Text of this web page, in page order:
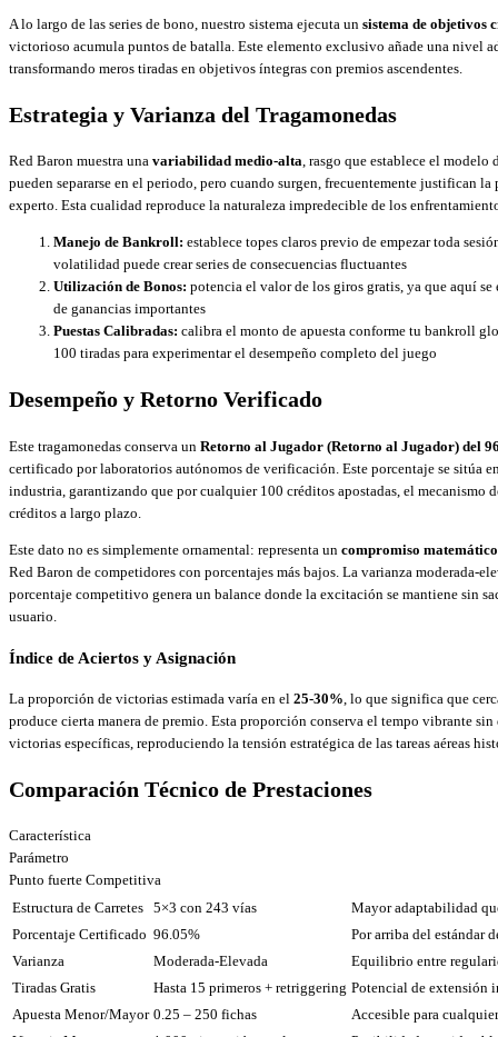
A lo largo de las series de bono, nuestro sistema ejecuta un sistema de objetivos
victorioso acumula puntos de batalla. Este elemento exclusivo añade una nivel
transformando meros tiradas en objetivos íntegras con premios ascendentes.
Estrategia y Varianza del Tragamonedas
Red Baron muestra una variabilidad medio-alta, rasgo que establece el modelo
pueden separarse en el periodo, pero cuando surgen, frecuentemente justifican
experto. Esta cualidad reproduce la naturaleza impredecible de los
Manejo de Bankroll: establece topes claros previo de empezar toda
volatilidad puede crear series de consecuencias fluctuantes
Utilización de Bonos: potencia el valor de los giros gratis, ya que aquí
de ganancias importantes
Puestas Calibradas: calibra el monto de apuesta conforme tu bankroll
100 tiradas para experimentar el desempeño completo del juego
Desempeño y Retorno Verificado
Este tragamonedas conserva un Retorno al Jugador (Retorno al Jugador) del
certificado por laboratorios autónomos de verificación. Este porcentaje se sitúa
industria, garantizando que por cualquier 100 créditos apostadas, el mecanismo
créditos a largo plazo.
Este dato no es simplemente ornamental: representa un compromiso
Red Baron de competidores con porcentajes más bajos. La varianza moderada-
porcentaje competitivo genera un balance donde la excitación se mantiene sin
usuario.
Índice de Aciertos y Asignación
La proporción de victorias estimada varía en el 25-30% , lo que significa que
produce cierta manera de premio. Esta proporción conserva el tempo vibrante
victorias específicas, reproduciendo la tensión estratégica de las tareas aéreas
Comparación Técnico de Prestaciones
Característica
Parámetro
Punto fuerte Competitiva
Estructura de Carretes 5×3 con 243 vías
Mayor adaptabilidad
Porcentaje Certificado 96.05%
Por arriba del estándar
Varianza
Moderada-Elevada
Equilibrio entre
Tiradas Gratis
Hasta 15 primeros + retriggering Potencial de extensión
Apuesta Menor/Mayor 0.25 – 250 fichas
Accesible para